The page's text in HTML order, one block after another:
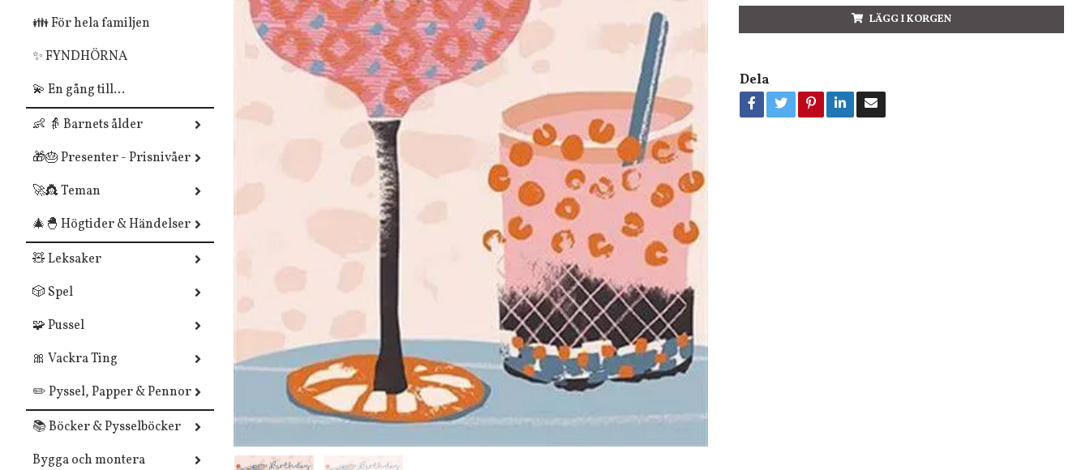
👪 För hela familjen
✨ FYNDHÖRNA
💫 En gång till...
👶 👵 Barnets ålder
🎁🎂 Presenter - Prisnivåer
🚀👸 Teman
🎄🐣 Högtider & Händelser
🧸 Leksaker
🎲 Spel
🧩 Pussel
🎀 Vackra Ting
✏️ Pyssel, Papper & Pennor
📚 Böcker & Pysselböcker
Bygga och montera
LÄGG I KORGEN
Dela